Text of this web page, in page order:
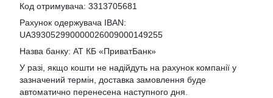
Код отримувача: 3313705681
Рахунок одержувача IBAN:
UA393052990000026009000149255
Назва банку: АТ КБ «ПриватБанк»
У разі, якщо кошти не надійдуть на рахунок компанії у
зазначений термін, доставка замовлення буде
автоматично перенесена наступного дня.